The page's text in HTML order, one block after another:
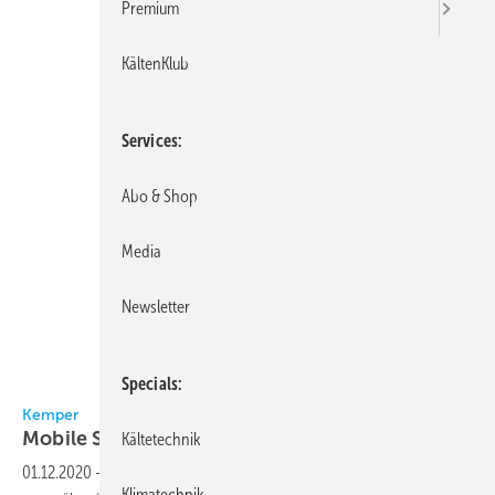
Kemper
MobileSchweißrauchabsaugung
01.12.2020 -
Premium
KältenKlub
Services
Abo & Shop
Media
Newsletter
Specials
Kältetechnik